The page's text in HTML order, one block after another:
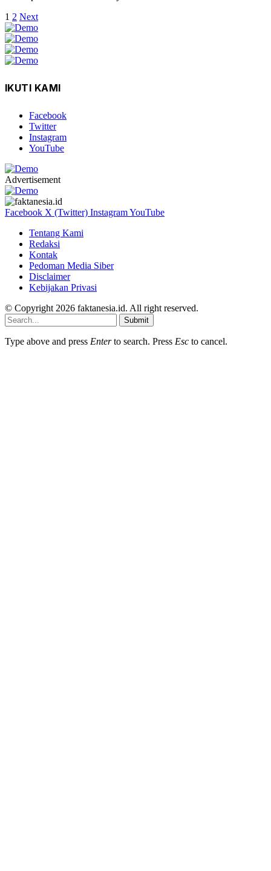
1 2 Next
IKUTI KAMI
Facebook
Twitter
Instagram
YouTube
Advertisement
Facebook X (Twitter) InstagramYouTube
Tentang Kami
Redaksi
Kontak
Pedoman Media Siber
Disclaimer
Kebijakan Privasi
© Copyright 2026 faktanesia.id. All right reserved.
Submit
Type above and press Enterto search. Press Esc to cancel.